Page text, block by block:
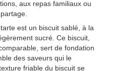
aux repas familiaux ou
est un biscuit sablé, à la
sucré. Ce biscuit,
sert de fondation
des saveurs qui le
friable du biscuit se